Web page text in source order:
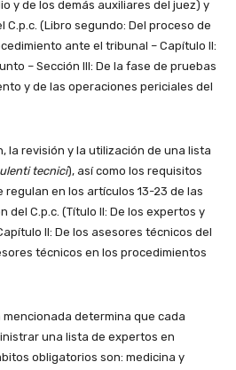
y de los demás auxiliares del juez) y
C.p.c. (Libro segundo: Del proceso de
ante el tribunal – Capítulo II:
– Sección III: De la fase de pruebas
y de las operaciones periciales del
la revisión y la utilización de una lista
tecnici), así como los requisitos
regulan en los artículos 13-23 de las
del C.p.c. (Título II: De los expertos y
II: De los asesores técnicos del
técnicos en los procedimientos
mencionada determina que cada
una lista de expertos en
obligatorios son: medicina y